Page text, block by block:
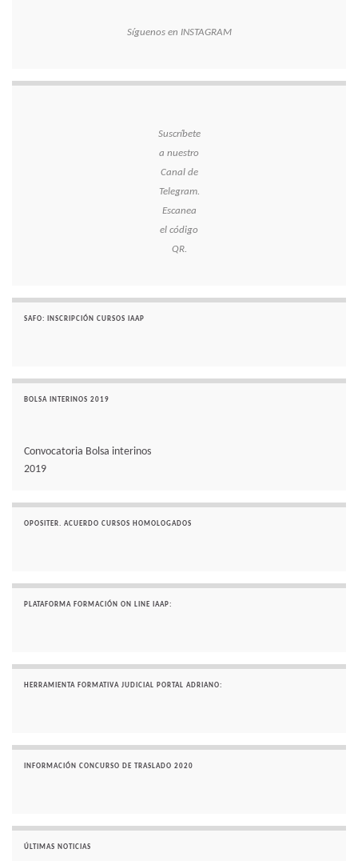
Síguenos en INSTAGRAM
Suscríbete
a nuestro
Canal de
Telegram.
Escanea
el código
QR.
SAFO: INSCRIPCIÓN CURSOS IAAP
BOLSA INTERINOS 2019
Convocatoria Bolsa interinos
2019
OPOSITER. ACUERDO CURSOS HOMOLOGADOS
PLATAFORMA FORMACIÓN ON LINE IAAP:
HERRAMIENTA FORMATIVA JUDICIAL PORTAL ADRIANO:
INFORMACIÓN CONCURSO DE TRASLADO 2020
ÚLTIMAS NOTICIAS